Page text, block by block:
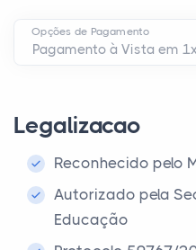
Opções de Pagamento
Legalizacao
Reconhecido pelo
Autorizado pela
Educação